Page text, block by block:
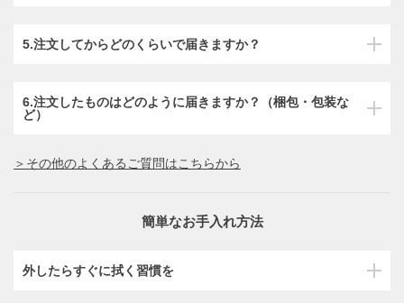
5.注文してからどのくらいで届きますか？
6.注文したものはどのように届きますか？（梱包・包装な
ど）
＞その他のよくあるご質問はこちらから
簡単なお手入れ方法
外したらすぐに拭く習慣を